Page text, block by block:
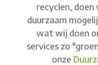
recyclen, doen
duurzaam
wat wij doen
services zo
onze